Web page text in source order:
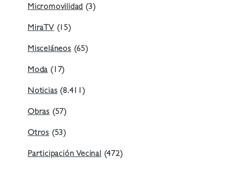
Micromovilidad (3)
MiraTV (15)
Misceláneos (65)
Moda (17)
Noticias (8.411)
Obras (57)
Otros (53)
Participación Vecinal (472)